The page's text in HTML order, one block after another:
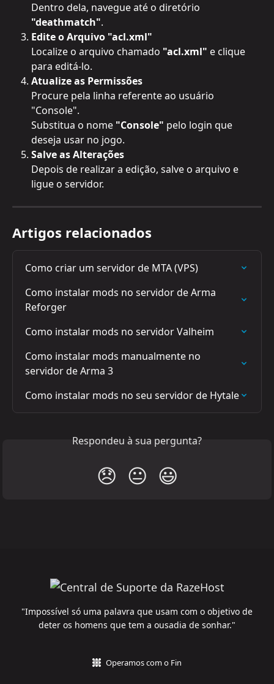
Dentro dela, navegue até o diretório
"deathmatch".
Edite o Arquivo "acl.xml"
Localize o arquivo chamado "acl.xml" e clique
para editá-lo.
Atualize as Permissões
Procure pela linha referente ao usuário
"Console".
Substitua o nome "Console" pelo login que
deseja usar no jogo.
Salve as Alterações
Depois de realizar a edição, salve o arquivo e
ligue o servidor.
Artigos relacionados
Como criar um servidor de MTA (VPS)
Como instalar mods no servidor de Arma
Reforger
Como instalar mods no servidor Valheim
Como instalar mods manualmente no
servidor de Arma 3
Como instalar mods no seu servidor de Hytale
Respondeu à sua pergunta?
😞 😐 😃
"Impossível só uma palavra que usam com o objetivo de
deter os homens que tem a ousadia de sonhar."
Operamos com o Fin